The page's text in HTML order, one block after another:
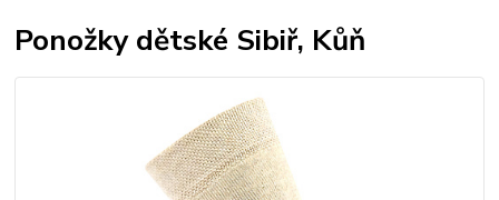
Ponožky dětské Sibiř, Kůň